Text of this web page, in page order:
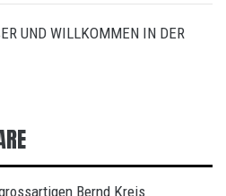
UND WILLKOMMEN IN DER
Bernd Kreis